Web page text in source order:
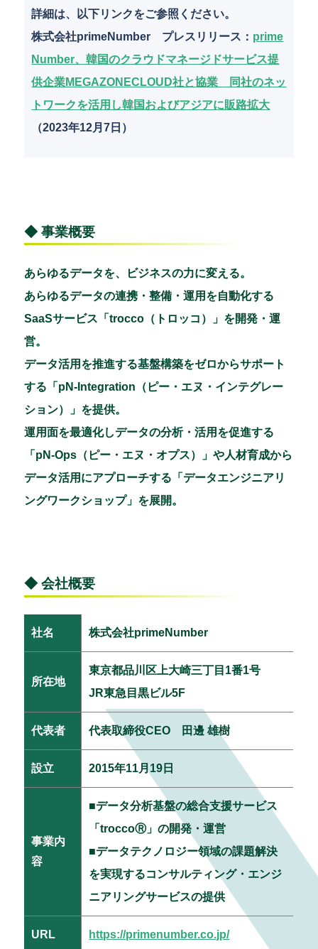
詳細は、以下リンクをご参照ください。
株式会社primeNumber プレスリリース ： prime
Number、韓国のクラウドマネージドサービス提
供企業MEGAZONECLOUD社と協業 同社のネッ
トワークを活用し韓国およびアジアに販路拡大
（2023年12月7日）
◆ 事業概要
あらゆるデータを、ビジネスの力に変える。
あらゆるデータの連携・整備・運用を自動化する
SaaSサービス「trocco（トロッコ）」を開発・運
営。
データ活用を推進する基盤構築をゼロからサポート
する「pN-Integration（ピー・エヌ・インテグレー
ション）」を提供。
運用面を最適化しデータの分析・活用を促進する
「pN-Ops（ピー・エヌ・オプス）」や人材育成から
データ活用にアプローチする「データエンジニアリ
ングワークショップ」を展開。
◆ 会社概要
社名 株式会社primeNumber
所在地
東京都品川区上大崎三丁目1番1号
JR東急目黒ビル5F
代表者 代表取締役CEO 田邊 雄樹
設立 2015年11月19日
事業内
容
■データ分析基盤の総合支援サービス
「troccoⓇ」の開発・運営
■データテクノロジー領域の課題解決
を実現するコンサルティング・エンジ
ニアリングサービスの提供
URL https://primenumber.co.jp/